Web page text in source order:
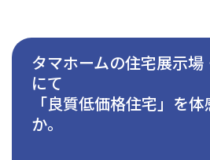
建築実例
生活サービス・
タマホームの住宅展示場
にて
「良質低価格住宅」を
か。